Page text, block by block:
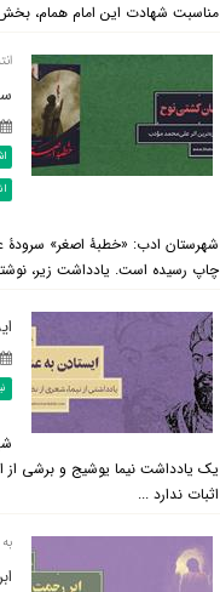
مناسبت شهادت این امام همام،
شهرستان ادب: «خطبۀ اصغر» سرودۀ
چاپ رسیده است. یادداشت زیر،
یک یادداشت نیما یوشیج و برشی از
اثبات ندارد ...